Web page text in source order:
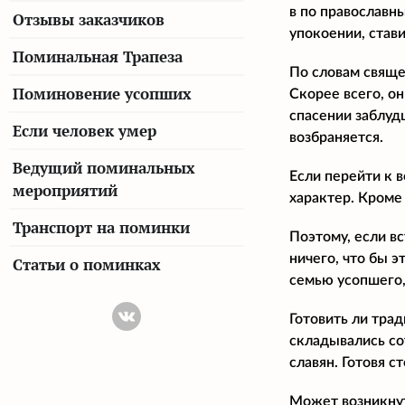
Отзывы заказчиков
Поминальная Трапеза
Поминовение усопших
Если человек умер
Ведущий поминальных
мероприятий
Транспорт на поминки
Статьи о поминках
в по
упокоении,
По словам
Скорее всего,
спасении
возбраняется.
Если перейти к
характер. Кроме
Поэтому, если
ничего, что бы
семью
Готовить ли
складывались
славян. Готовя
Может